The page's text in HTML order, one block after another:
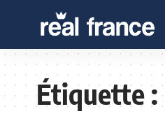
Étiquette :